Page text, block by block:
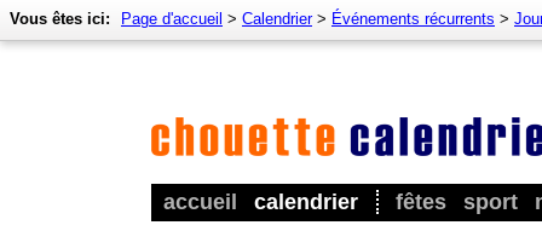
accueil calendrier fêtes sport
Vous êtes ici: Page d'accueil > Calendrier> Événements récurrents >